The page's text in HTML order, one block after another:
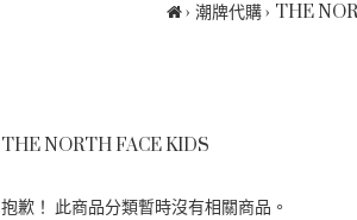
潮牌代購 THE
THE NORTH FACE KIDS
抱歉！ 此商品分類暫時沒有相關商品。